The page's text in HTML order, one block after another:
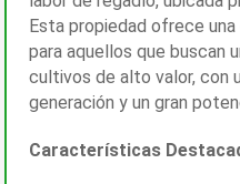
Esta propiedad ofrece
para aquellos que buscan
cultivos de alto valor, con
generación y un gran
Características